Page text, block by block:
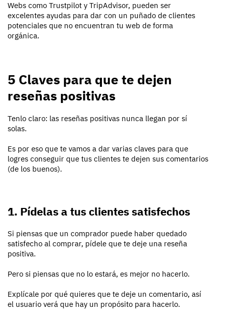
Webs como Trustpilot y TripAdvisor, pueden ser
excelentes ayudas para dar con un puñado de clientes
potenciales que no encuentran tu web de forma
orgánica.
5 Claves para que te dejen
reseñas positivas
Tenlo claro: las reseñas positivas nunca llegan por sí
solas.
Es por eso que te vamos a dar varias claves para que
logres conseguir que tus clientes te dejen sus comentarios
(de los buenos).
1. Pídelas a tus clientes satisfechos
Si piensas que un comprador puede haber quedado
satisfecho al comprar, pídele que te deje una reseña
positiva.
Pero si piensas que no lo estará, es mejor no hacerlo.
Explícale por qué quieres que te deje un comentario, así
el usuario verá que hay un propósito para hacerlo.